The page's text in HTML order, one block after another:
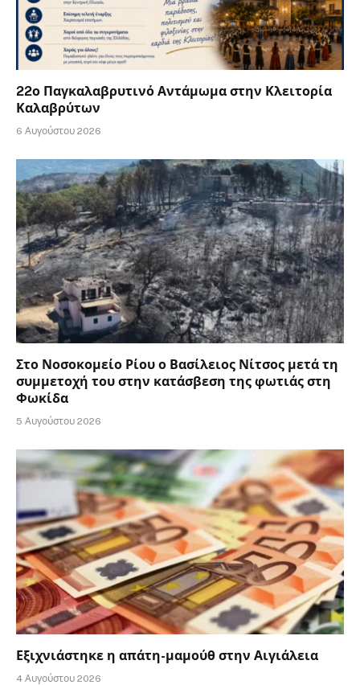
22ο Παγκαλαβρυτινό Αντάμωμα στην Κλειτορία
Καλαβρύτων
6 Αυγούστου 2026
Στο Νοσοκομείο Ρίου ο Βασίλειος Νίτσος μετά τη
συμμετοχή του στην κατάσβεση της φωτιάς στη
Φωκίδα
5 Αυγούστου 2026
Εξιχνιάστηκε η απάτη-μαμούθ στην Αιγιάλεια
4 Αυγούστου 2026